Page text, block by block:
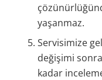
yaşanmaz.
Servisimize
değişimi
kadar